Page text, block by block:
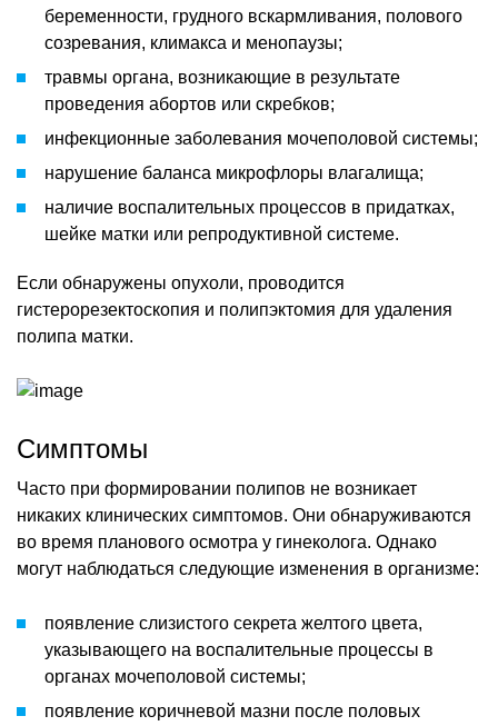
беременности, грудного вскармливания, полового
созревания, климакса и менопаузы;
травмы органа, возникающие в результате
проведения абортов или скребков;
инфекционные заболевания мочеполовой системы;
нарушение баланса микрофлоры влагалища;
наличие воспалительных процессов в придатках,
шейке матки или репродуктивной системе.
Если обнаружены опухоли, проводится
гистерорезектоскопия и полипэктомия для удаления
полипа матки.
Симптомы
Часто при формировании полипов не возникает
никаких клинических симптомов. Они обнаруживаются
во время планового осмотра у гинеколога. Однако
могут наблюдаться следующие изменения в организме:
появление слизистого секрета желтого цвета,
указывающего на воспалительные процессы в
органах мочеполовой системы;
появление коричневой мазни после половых